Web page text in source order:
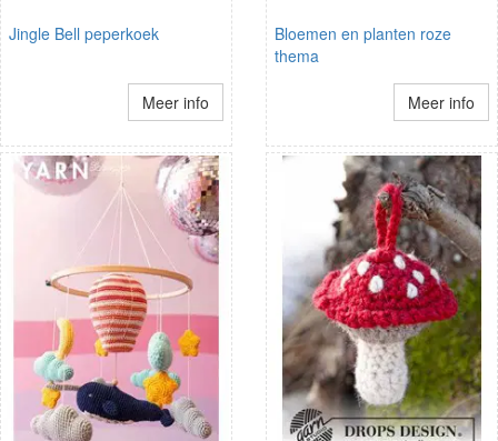
Jingle Bell peperkoek
Meer info
Bloemen en planten roze
thema
Meer info